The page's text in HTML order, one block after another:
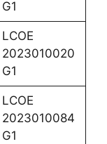
G1
LCOE
2023010020
G1
LCOE
2023010084
G1